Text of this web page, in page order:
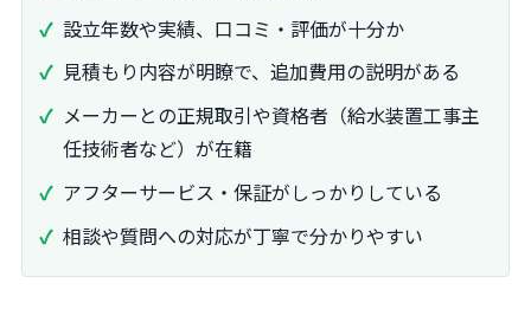
設立年数や実績、口コミ・評価が十分か
見積もり内容が明瞭で、追加費用の説明がある
メーカーとの正規取引や資格者（給水装置工事主
任技術者など）が在籍
アフターサービス・保証がしっかりしている
相談や質問への対応が丁寧で分かりやすい